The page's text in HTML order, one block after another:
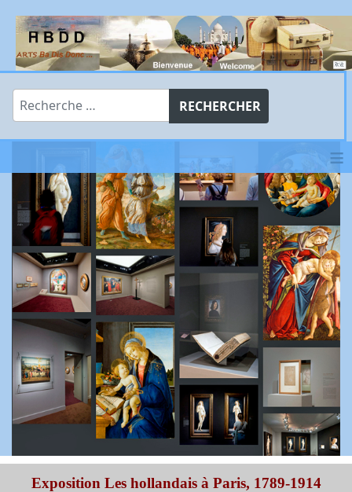
Rechercher
RECHERCHER
≡
Exposition Les hollandais à Paris, 1789-1914